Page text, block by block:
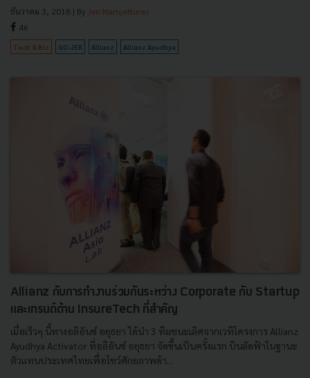
ธันวาคม 3, 2018 | By Jen Namjatturas
46
Tech & Biz GO-JEK Allianz Allianz Ayudhya
Allianz กับการทำงานร่วมกันระหว่าง ​Corporate กับ Startup
และเทรนด์ด้าน InsureTech ที่สำคัญ
เมื่อเร็วๆ นี้ทางอลิอันซ์ อยุธยา ได้นำ 3 ทีมชนะเลิศจากเวทีโครงการ Allianz
Ayudhya Activator ที่อลิอันซ์ อยุธยา จัดขึ้นเป็นครั้งแรก บินลัดฟ้าในฐานะ
ตัวแทนประเทศไทยเพื่อโชว์ศักยภาพด้า...